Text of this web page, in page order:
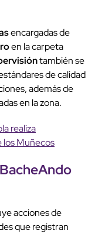
encargadas de
en la carpeta
también se
de calidad
además de
en la zona.
realiza
Muñecos
acciones de
que registran